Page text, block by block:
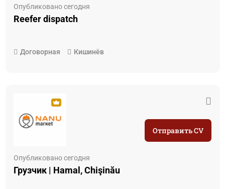
Опубликовано сегодня
Reefer dispatch
Договорная Кишинёв
Опубликовано сегодня
Грузчик | Hamal, Chişinău
Отправить CV